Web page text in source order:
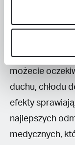
cię zrelaksuje i
problemy z
uruchamia
pojawia się
możecie
duchu, chłodu
efekty
najlepszych
medycznych,